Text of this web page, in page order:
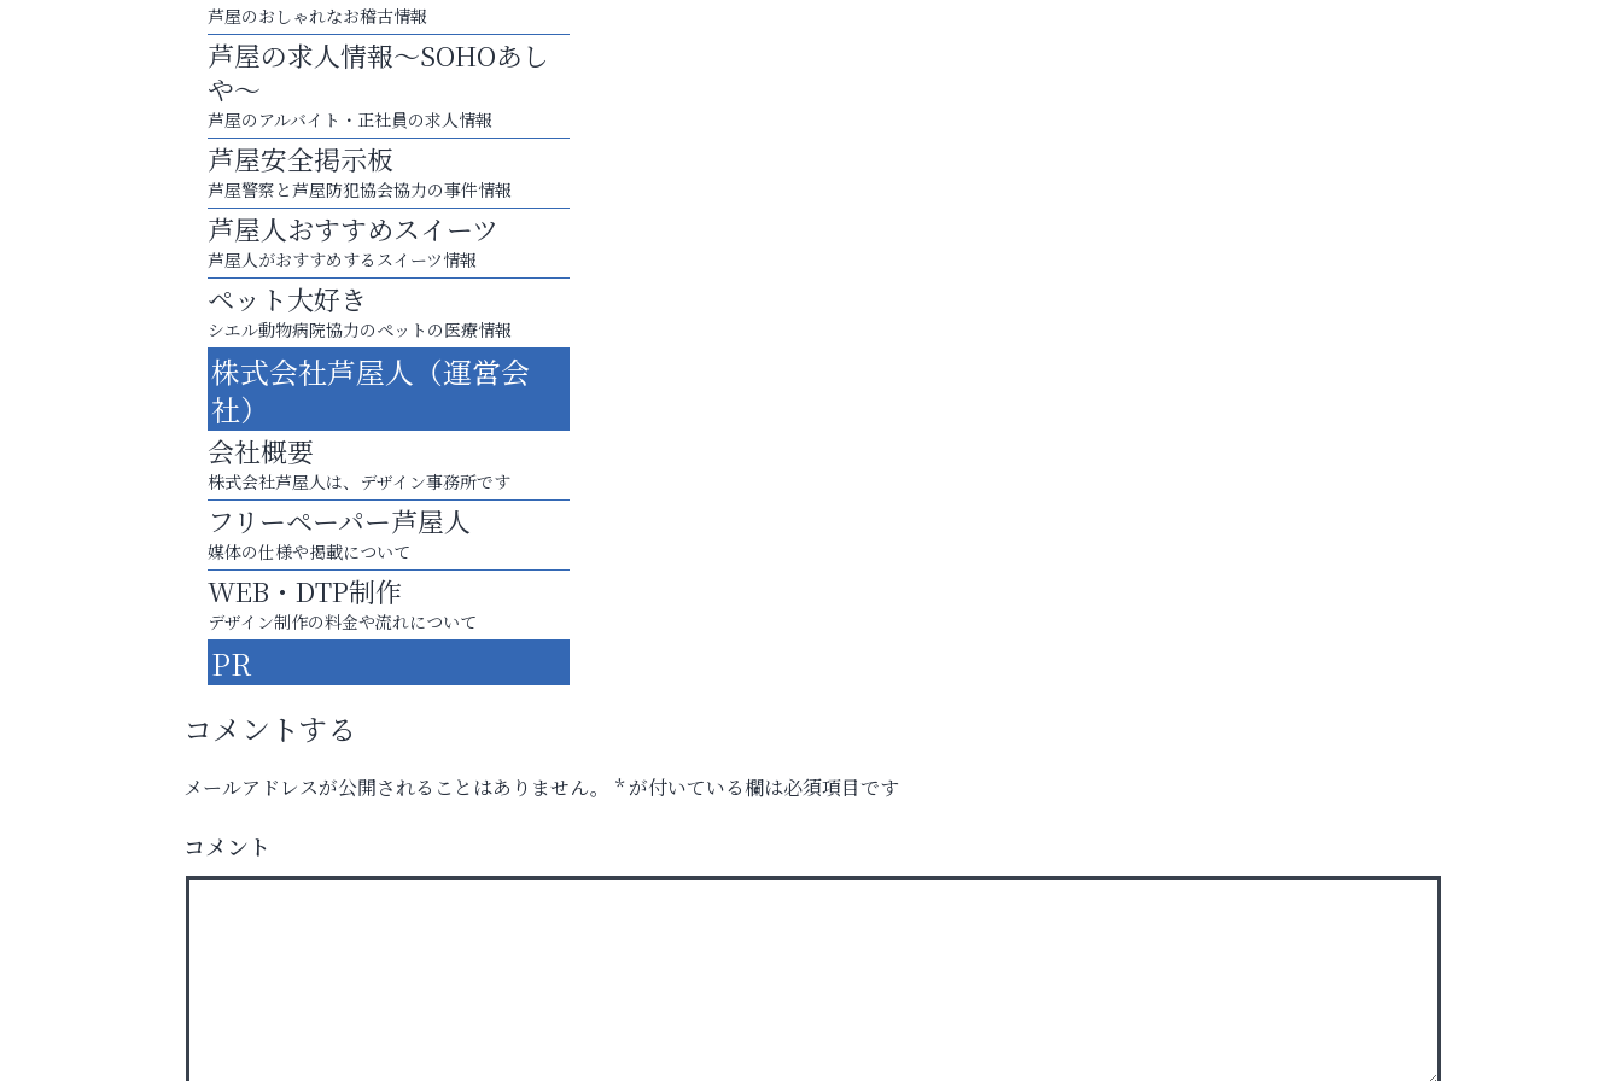
あなたらしく奏でる、音楽の時間
芦屋人~あしやびと~
芦屋・西宮・神戸の新店舗PRやリニューアル告
芦屋インターナショナルスク
芦屋のおしゃれなお稽古情報
芦屋の求人情報～SOHOあし
や～
芦屋のアルバイト・正社員の求人情報
芦屋安全掲示板
芦屋警察と芦屋防犯協会協力の事件情報
芦屋人おすすめスイーツ
芦屋人がおすすめするスイーツ情報
ペット大好き
シエル動物病院協力のペットの医療情報
株式会社芦屋人（運営会
社）
会社概要
株式会社芦屋人は、デザイン事務所です
フリーペーパー芦屋人
媒体の仕様や掲載について
WEB・DTP制作
デザイン制作の料金や流れについて
PR
コメントする
メールアドレスが公開されることはありません。 *が付いている欄は必須項目です
コメント